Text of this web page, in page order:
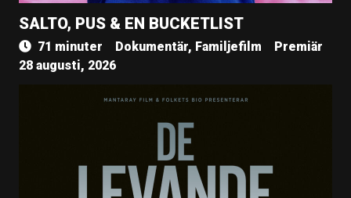
SALTO, PUS & EN BUCKETLIST
71 minuter Dokumentär, Familjefilm
Premiär
28 augusti, 2026